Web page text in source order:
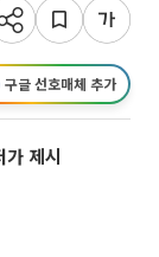
구글 선호매체 추가
제시